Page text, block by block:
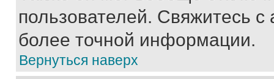
пользователей. Свяжитесь
более точной информации.
Вернуться наверх